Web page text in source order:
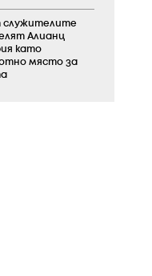
служителите
Алианц
като
място за